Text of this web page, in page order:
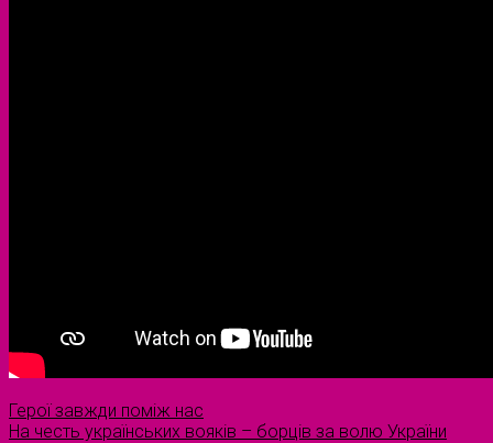
Герої завжди поміж нас
На честь українських вояків – борців за волю України